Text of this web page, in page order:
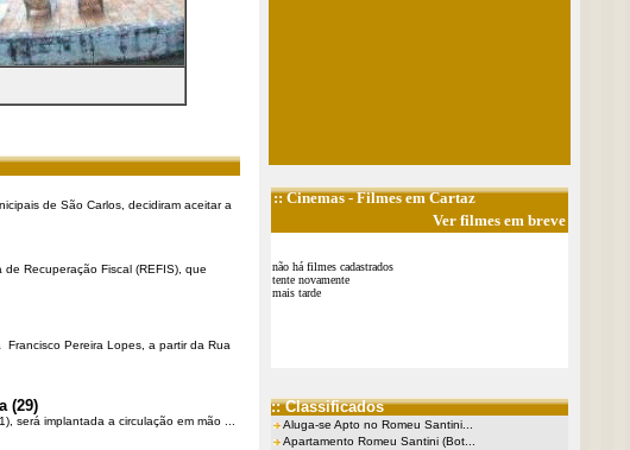
de São Carlos, decidiram aceitar a
Recuperação Fiscal (REFIS), que
Pereira Lopes, a partir da Rua
(29)
será implantada a circulação em mão ...
::Cinemas- Filmes em Cartaz
Ver filmes em breve
não há filmes cadastrados
tente novamente
mais tarde
:: Classificados
Aluga-se Apto no Romeu Santini...
Apartamento Romeu Santini (Bot...